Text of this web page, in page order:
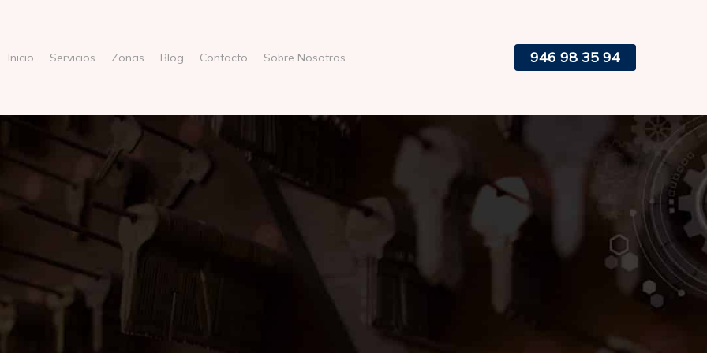
Inicio Servicios Zonas Blog Contacto Sobre Nosotros 946 98 35 94